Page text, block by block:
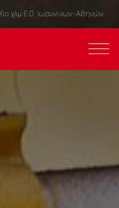
6ο χλμ Ε.Ο. Ιωαννίνων-Αθηνών